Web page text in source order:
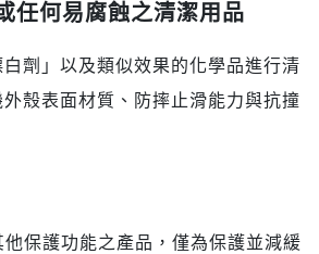
任何易腐蝕之清潔用品
劑」以及類似效果的化學品進行清
殼表面材質、防摔止滑能力與抗撞
保護功能之產品，僅為保護並減緩